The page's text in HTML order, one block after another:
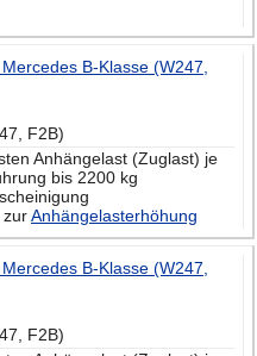
B-Klasse (W247,
F2B)
Anhängelast (Zuglast) je
bis 2200 kg
zurAnhängelasterhöhung
B-Klasse (W247,
F2B)